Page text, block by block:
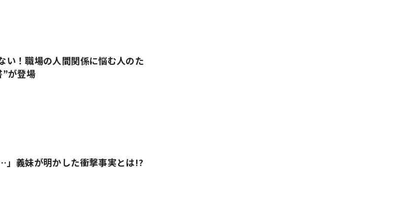
い！職場の人間関係に悩む人のた
”が登場
」義妹が明かした衝撃事実とは!?